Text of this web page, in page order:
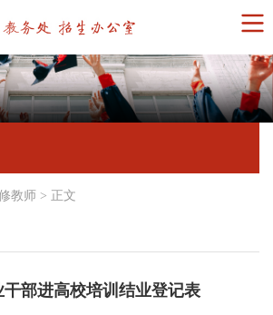
教师 > 正文
干部进高校培训结业登记表